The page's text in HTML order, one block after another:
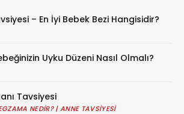
– En İyi Bebek Bezi Hangisidir?
Uyku Düzeni Nasıl Olmalı?
Tavsiyesi
NEDIR? | ANNE TAVSIYESI